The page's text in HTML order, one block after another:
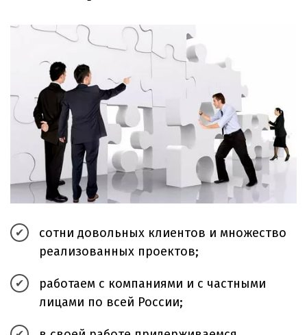
сотни довольных клиентов и множество
реализованных проектов;
работаем с компаниями и с частными
лицами по всей России;